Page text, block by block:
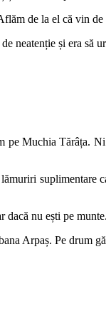
de la el că vin
și era să
Muchia Tărâța.
nu ești pe
Arpaș. Pe drum